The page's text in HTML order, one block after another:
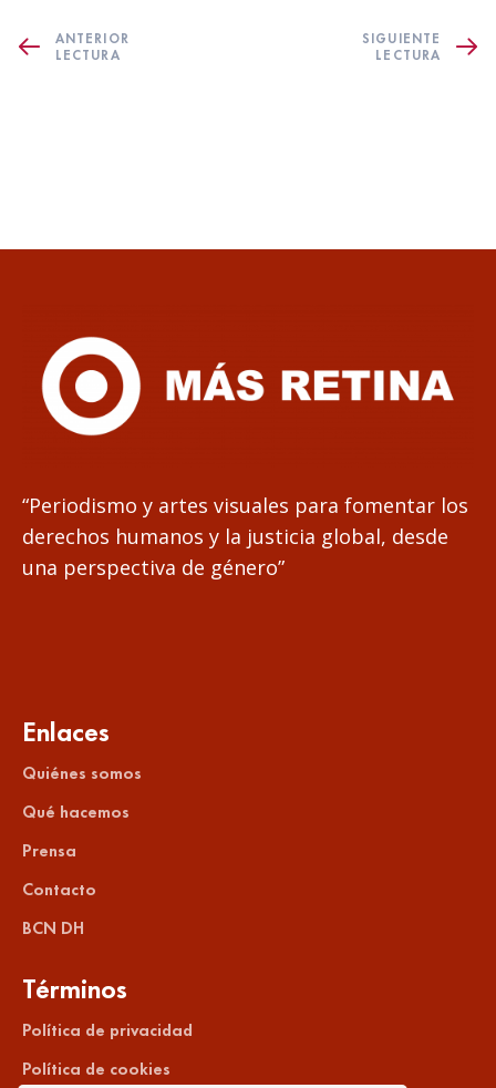
ANTERIOR
LECTURA
SIGUIENTE
LECTURA
“Periodismo y artes visuales para fomentar los
derechos humanos y la justicia global, desde
una perspectiva de género”
Enlaces
Quiénes somos
Qué hacemos
Prensa
Contacto
BCN DH
Términos
Política de privacidad
Política de cookies